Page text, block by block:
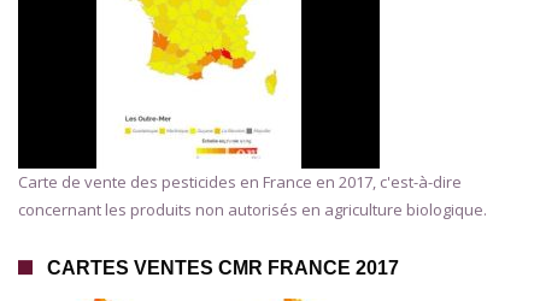
Carte de vente des pesticides en France en 2017, c'est-à-dire
concernant les produits non autorisés en agriculture biologique.
CARTES VENTES CMR FRANCE 2017